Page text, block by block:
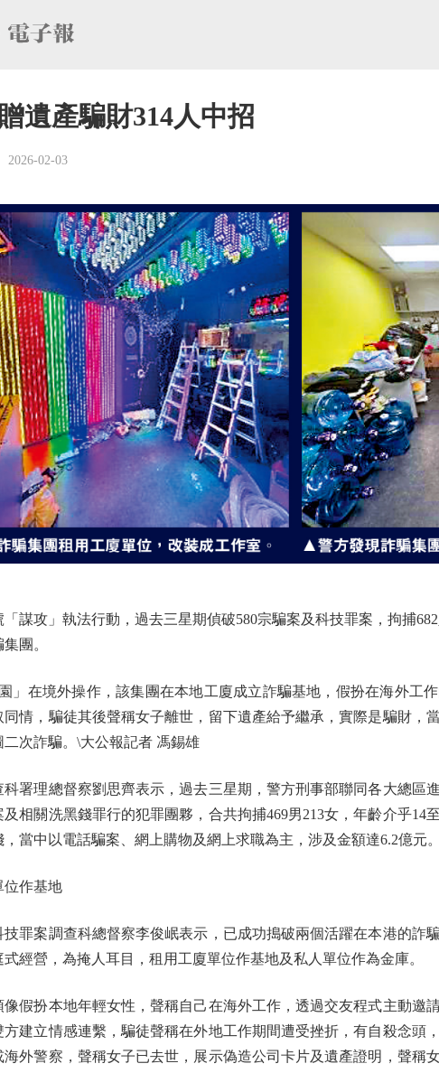
遺產騙財314人中招
2026-02-03
攻」執法行動，過去三星期偵破580宗騙案及科技罪案，拘捕
團。
在境外操作，該集團在本地工廈成立詐騙基地，假扮在海外工作
同情，騙徒其後聲稱女子離世，留下遺產給予繼承，實際是騙財，
次詐騙。\大公報記者 馮錫雄
理總督察劉思齊表示，過去三星期，警方刑事部聯同各大總區
相關洗黑錢罪行的犯罪團夥，合共拘捕469男213女，年齡介乎14
當中以電話騙案、網上購物及網上求職為主，涉及金額達6.2億元。
作基地
案調查科總督察李俊岷表示，已成功搗破兩個活躍在本港的詐
經營，為掩人耳目，租用工廈單位作基地及私人單位作為金庫。
扮本地年輕女性，聲稱自己在海外工作，透過交友程式主動邀
方建立情感連繫，騙徒聲稱在外地工作期間遭受挫折，有自殺念頭
外警察，聲稱女子已去世，展示偽造公司卡片及遺產證明，聲稱